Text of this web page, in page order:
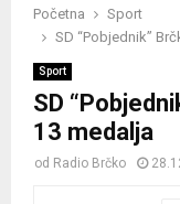
Početna
Sport
SD “Pobjednik”
Sport
SD
13 medalja
od Radio Brčko